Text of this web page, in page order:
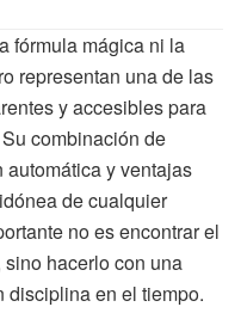
fórmula mágica ni la
representan una de las
y accesibles para
combinación de
y ventajas
de cualquier
no es encontrar el
sino hacerlo con una
disciplina en el tiempo.